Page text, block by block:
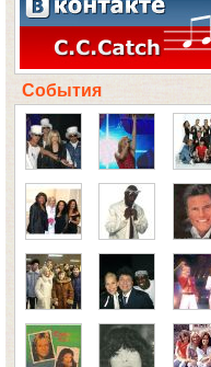
События